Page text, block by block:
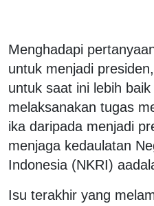
Menghadapi
untuk menjadi
untuk saat ini lebih
melaksanakan tugas
ika daripada menjadi
menjaga kedaulatan
Indonesia (NKRI)
Isu terakhir yang